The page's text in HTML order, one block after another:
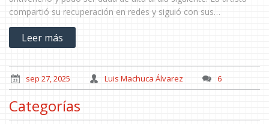
compartió su recuperación en redes y siguió con sus
compromisos en Veracruz, subrayando la necesidad de actuar
rápido ante estos accidentes.
Leer más
sep 27, 2025 Luis Machuca Álvarez 6
Categorías